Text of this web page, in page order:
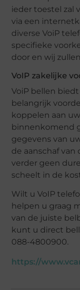
ieder toestel zal
via een
diverse VoiP
specifieke
door en wij
VoIP zakelijke
VoiP bellen
belangrijk
koppelen aan
binnenkomend
gegevens van
de aanschaf van
verder geen
scheelt in de
Wilt u VoIP
helpen u graag
van de juiste
kunt u direct
088-4800900.
https://